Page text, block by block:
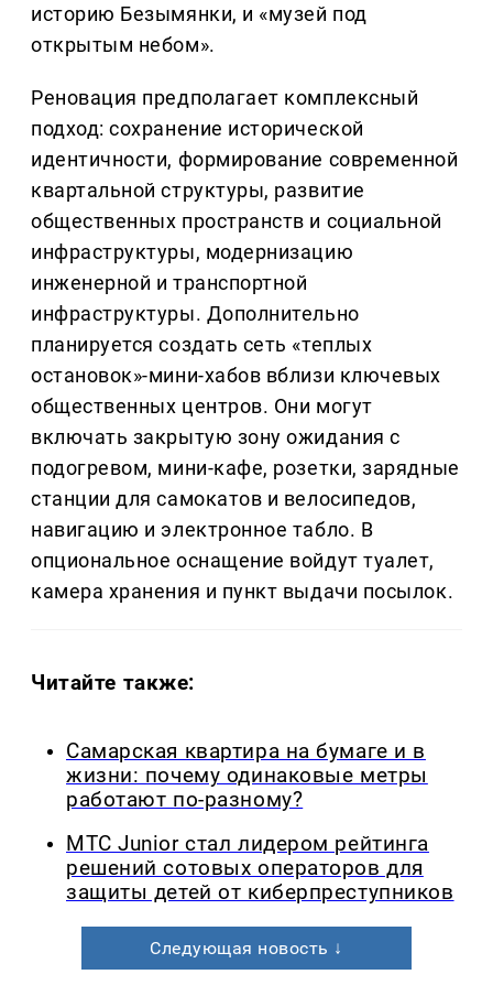
историю Безымянки, и «музей под
открытым небом».
Реновация предполагает комплексный
подход: сохранение исторической
идентичности, формирование современной
квартальной структуры, развитие
общественных пространств и социальной
инфраструктуры, модернизацию
инженерной и транспортной
инфраструктуры. Дополнительно
планируется создать сеть «теплых
остановок»-мини-хабов вблизи ключевых
общественных центров. Они могут
включать закрытую зону ожидания с
подогревом, мини-кафе, розетки, зарядные
станции для самокатов и велосипедов,
навигацию и электронное табло. В
опциональное оснащение войдут туалет,
камера хранения и пункт выдачи посылок.
Читайте также:
Самарская квартира на бумаге и в
жизни: почему одинаковые метры
работают по-разному?
МТС Junior стал лидером рейтинга
решений сотовых операторов для
защиты детей от киберпреступников
Следующая новость ↓